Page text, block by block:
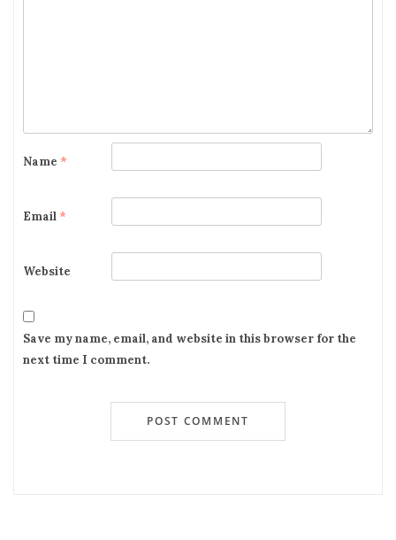
Name *
Email *
Website
Save my name, email, and website in this browser for the
next time I comment.